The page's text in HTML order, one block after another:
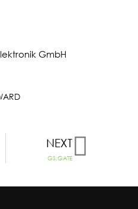
GmbH
NEXT
GS.GATE